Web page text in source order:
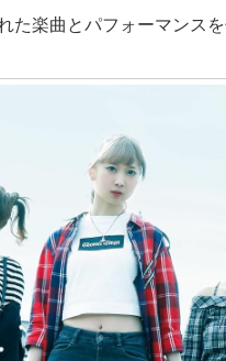
た楽曲とパフォーマンス